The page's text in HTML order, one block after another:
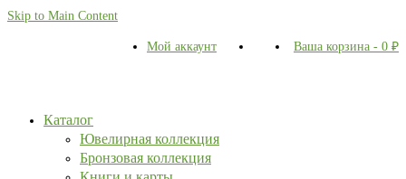
Skip to Main Content
Мой аккаунт Ваша корзина - 0 ₽
Каталог
Ювелирная коллекция
Бронзовая коллекция